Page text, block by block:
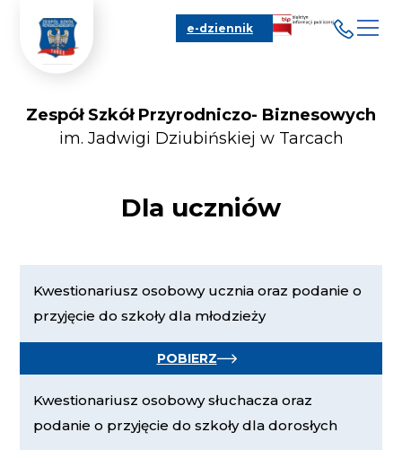
e-dziennik
Zespół Szkół Przyrodniczo- Biznesowych
im. Jadwigi Dziubińskiej w Tarcach
Dla uczniów
Kwestionariusz osobowy ucznia oraz podanie o
przyjęcie do szkoły dla młodzieży
POBIERZ
Kwestionariusz osobowy słuchacza oraz
podanie o przyjęcie do szkoły dla dorosłych